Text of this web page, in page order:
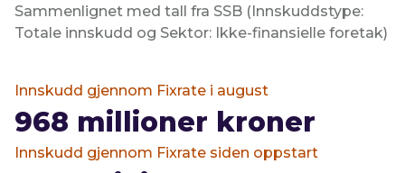
Sammenlignet med tall fra SSB (Innskuddstype:
Totale innskudd og Sektor: Ikke-finansielle foretak)
Innskudd gjennom Fixrate i august
968 millioner kroner
Innskudd gjennom Fixrate siden oppstart